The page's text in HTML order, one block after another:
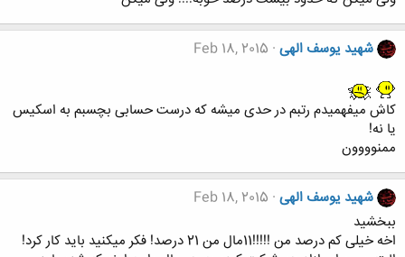
شهید یوسف الهی Feb 18, 2015
کاش میفهمیدم رتبم در حدی میشه که درست حسابی بچسبم به اسکیس
یا نه!
ممنوووون
شهید یوسف الهی Feb 18, 2015
ببخشید
اخه خیلی کم درصد من !!!!!11مال من 21 درصد! فکر میکنید باید کار کرد!